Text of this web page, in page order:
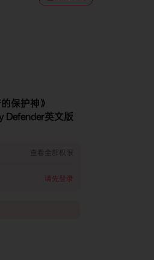
保护神》
Defender英文版
查看全部权限
请先登录